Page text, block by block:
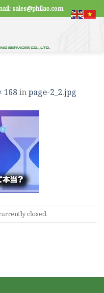
sales@philao.com
168inpage-2_2.jpg
closed.